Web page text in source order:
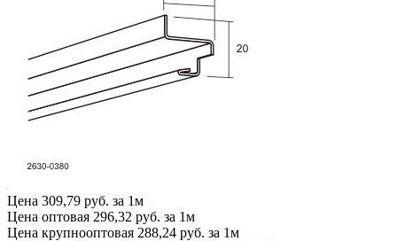
Цена 309,79 руб. за 1м
Цена оптовая 296,32 руб. за 1м
Цена крупнооптовая 288,24 руб. за 1м